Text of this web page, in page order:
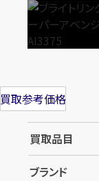
買取参考価格
買取品目
ブランド